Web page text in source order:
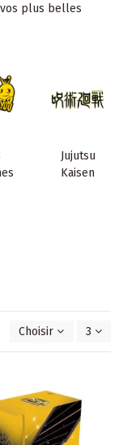
plus belles
Jujutsu
Kaisen
Choisir 3